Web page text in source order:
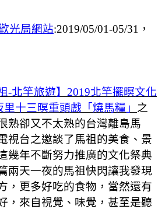
光局網站:2019/05/01-05/31，
-北竿旅遊】2019北竿擺暝文化
十三暝重頭戲「燒馬糧」 之
熟卻又不太熟的台灣離島馬
視台之邀談了馬祖的美食、景
幾年不斷努力推廣的文化祭典
兩天一夜的馬祖快閃讓我發現
，更多好吃的食物，當然還有
，來自視覺、味覺，甚至是聽